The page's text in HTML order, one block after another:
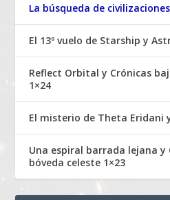
La búsqueda de
El 13º vuelo de Starship y
Reflect Orbital y Crónicas
1×24
El misterio de Theta Eridani
Una espiral barrada lejana y
bóveda celeste 1×23